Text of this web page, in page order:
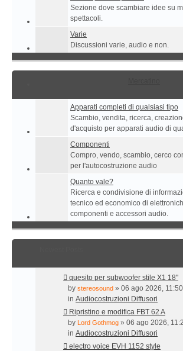
Sezione dove scambiare idee su
spettacoli.
Varie
Discussioni varie, audio e non.
Apparati completi di qualsiasi tipo
Scambio, vendita, ricerca,
d'acquisto per apparati audio di
Componenti
Compro, vendo, scambio, cerco
per l'autocostruzione audio
Quanto vale?
Ricerca e condivisione di
tecnico ed economico di
componenti e accessori audio.
quesito per subwoofer stile X1 18"
by stereosound » 06 ago 2026,
in Audiocostruzioni Diffusori
Ripristino e modifica FBT 62 A
by Lord Gothmog » 06 ago 2026,
in Audiocostruzioni Diffusori
electro voice EVH 1152 style